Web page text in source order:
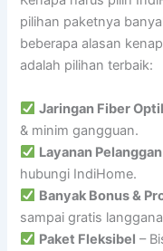
pilihan paketnya
beberapa alasan
adalah pilihan terbaik:
Jaringan Fiber
& minim gangguan.
Layanan
hubungi IndiHome.
Banyak Bonus &
sampai gratis
Paket Fleksibel –